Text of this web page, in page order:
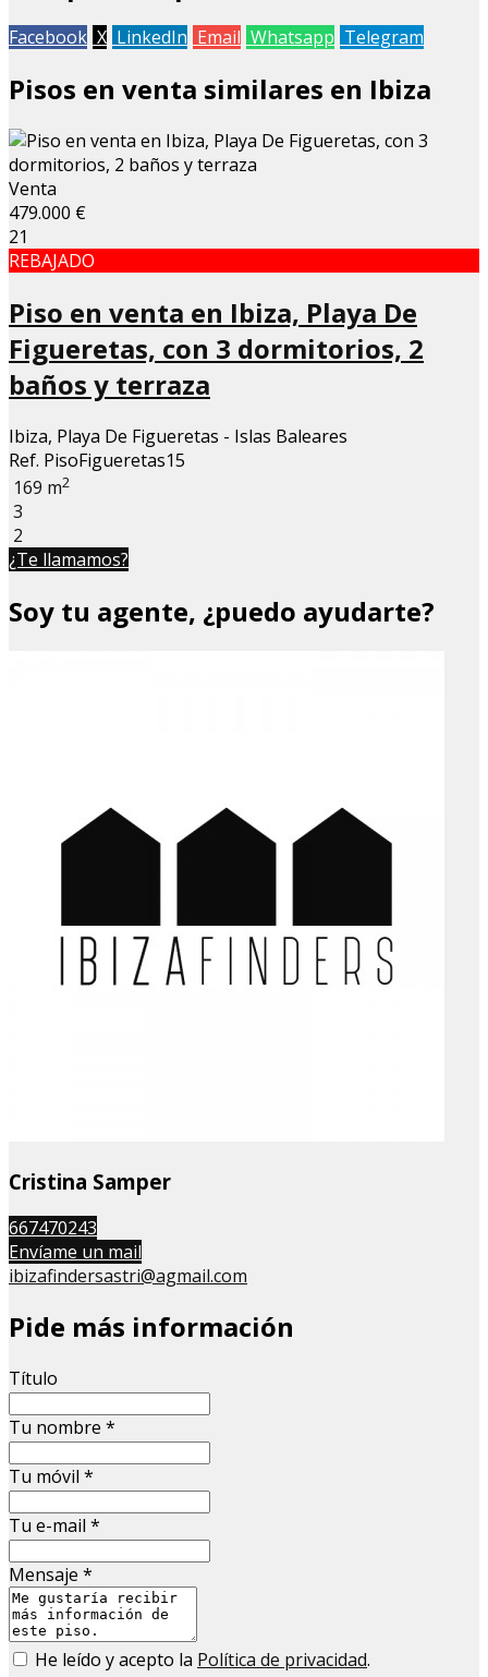
Facebook X LinkedIn Email Whatsapp Telegram
Pisos en venta similares en Ibiza
Venta
479.000 €
21
REBAJADO
Piso en venta en Ibiza, Playa De
Figueretas, con 3 dormitorios, 2
baños y terraza
Ibiza, Playa De Figueretas - Islas Baleares
Ref. PisoFigueretas15
169 m2
3
2
¿Te llamamos?
Soy tu agente, ¿puedo ayudarte?
Cristina Samper
667470243
Envíame un mail
ibizafindersastri@agmail.com
Pide más información
Título
Tu nombre *
Tu móvil *
Tu e-mail *
Mensaje *
He leído y acepto la Política de privacidad.